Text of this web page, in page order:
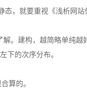
，就要重视《浅析网
。建构，越简略单纯
下的次序分布。
算的。